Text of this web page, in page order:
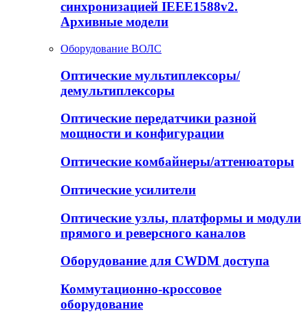
синхронизацией IEEE1588v2.
Архивные модели
Оборудование ВОЛС
Оптические мультиплексоры/
демультиплексоры
Оптические передатчики разной
мощности и конфигурации
Оптические комбайнеры/аттенюаторы
Оптические усилители
Оптические узлы, платформы и модули
прямого и реверсного каналов
Оборудование для CWDM доступа
Коммутационно-кроссовое
оборудование